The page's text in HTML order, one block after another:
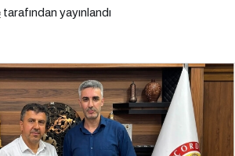
tarafından yayınlandı